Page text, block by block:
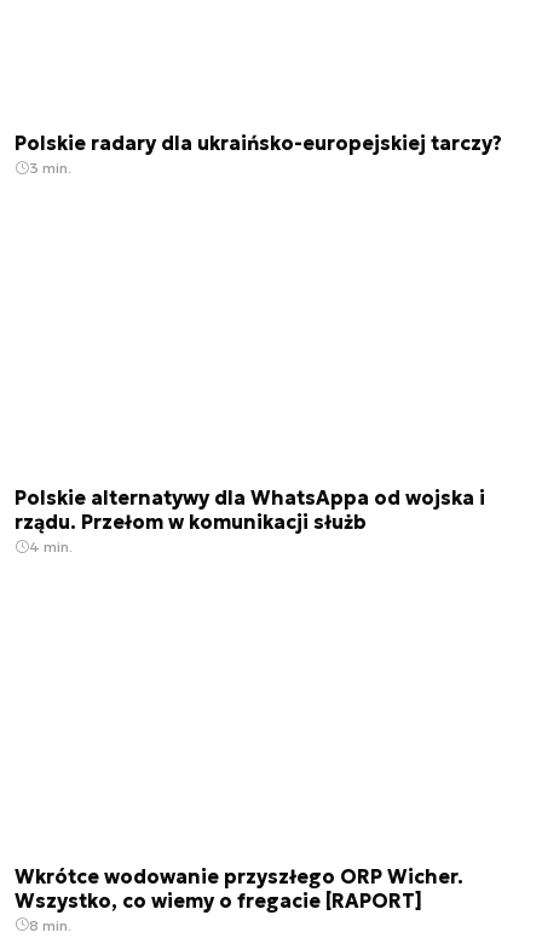
Polskie radary dla ukraińsko-europejskiej tarczy?
3 min.
Polskie alternatywy dla WhatsAppa od wojska i
rządu. Przełom w komunikacji służb
4 min.
Wkrótce wodowanie przyszłego ORP Wicher.
Wszystko, co wiemy o fregacie [RAPORT]
8 min.